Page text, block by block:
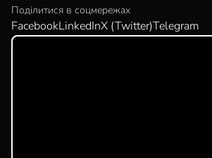
Поділитися в соцмережах
FacebookLinkedInX (Twitter)Telegram